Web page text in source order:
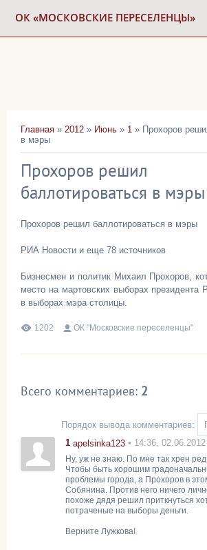
ОК «МОСКОВСКИЕ ПЕРЕСЕЛЕНЦЫ»
ФОРУМ
КОНТАКТЫ
Главная » 2012 » Июнь » 1 » Прохоров
в мэры
Прохоров решил
баллотироваться в мэры
Прохоров решил баллотироваться в мэры
РИА Новости и еще 78 источников
Бизнесмен и политик Михаил Прохоров,
место на мартовских выборах президента
в выборах мэра столицы.
1202 ОК "Московские переселенцы"
Всего комментариев: 2
Порядок вывода комментариев:
1 apelsinka123 • 14:36, 02.06.2012
Ну, уж не знаю. По мне так хрен
Чтобы быть хорошим
проблемы города, а Прохоров в
Собянина. Против него ничего
похоже дядя решил приткнуться
потраченые на выборы деньги.
Верните Лужкова!